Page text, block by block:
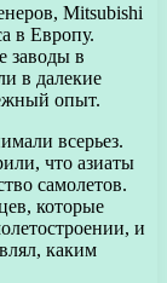
Mitsubishi
в Европу.
заводы в
в далекие
опыт.
всерьез.
что азиаты
самолетов.
которые
и
каким